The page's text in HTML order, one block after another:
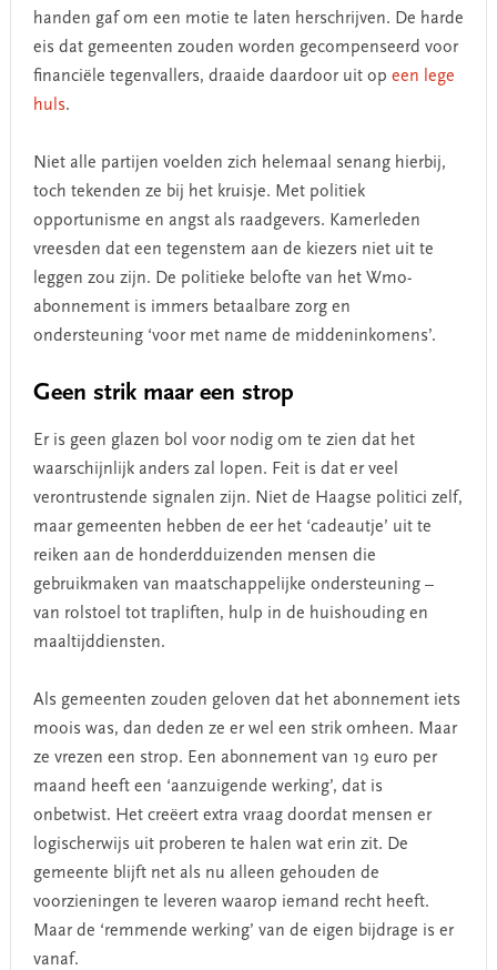
handen gaf om een motie te laten herschrijven. De harde
eis dat gemeenten zouden worden gecompenseerd voor
financiële tegenvallers, draaide daardoor uit op een lege
huls.
Niet alle partijen voelden zich helemaal senang hierbij,
toch tekenden ze bij het kruisje. Met politiek
opportunisme en angst als raadgevers. Kamerleden
vreesden dat een tegenstem aan de kiezers niet uit te
leggen zou zijn. De politieke belofte van het Wmo-
abonnement is immers betaalbare zorg en
ondersteuning ‘voor met name de middeninkomens’.
Geen strik maar een strop
Er is geen glazen bol voor nodig om te zien dat het
waarschijnlijk anders zal lopen. Feit is dat er veel
verontrustende signalen zijn. Niet de Haagse politici zelf,
maar gemeenten hebben de eer het ‘cadeautje’ uit te
reiken aan de honderdduizenden mensen die
gebruikmaken van maatschappelijke ondersteuning –
van rolstoel tot trapliften, hulp in de huishouding en
maaltijddiensten.
Als gemeenten zouden geloven dat het abonnement iets
moois was, dan deden ze er wel een strik omheen. Maar
ze vrezen een strop. Een abonnement van 19 euro per
maand heeft een ‘aanzuigende werking’, dat is
onbetwist. Het creëert extra vraag doordat mensen er
logischerwijs uit proberen te halen wat erin zit. De
gemeente blijft net als nu alleen gehouden de
voorzieningen te leveren waarop iemand recht heeft.
Maar de ‘remmende werking’ van de eigen bijdrage is er
vanaf.